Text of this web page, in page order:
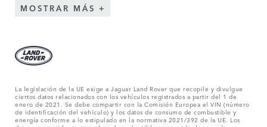
MOSTRAR MÁS
La legislación de la UE exige a Jaguar Land Rover que recopile y divulgue
ciertos datos relacionados con los vehículos registrados a partir del 1 de
enero de 2021. Se debe compartir con la Comisión Europea el VIN (número
de identificación del vehículo) y los datos de consumo de combustible y
energía conforme a lo estipulado en la normativa 2021/392 de la UE. Los